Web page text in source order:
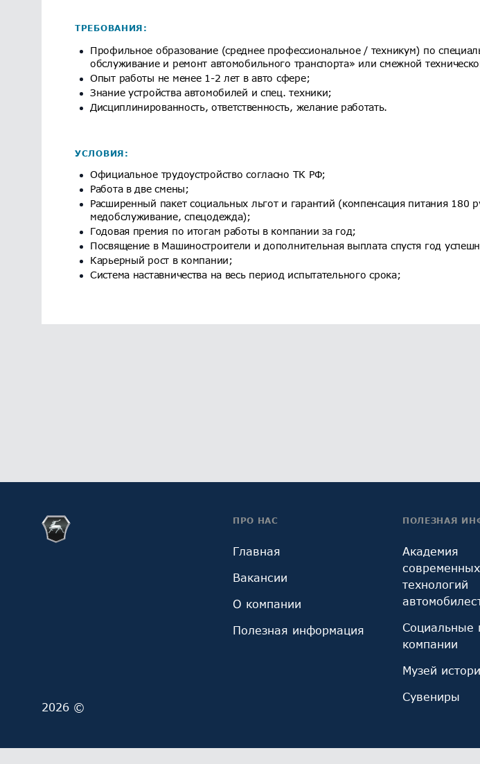
ТРЕБОВАНИЯ:
Профильное образование (среднее профессиональное / техникум) по
обслуживание и ремонт автомобильного транспорта» или смежной
Опыт работы не менее 1-2 лет в авто сфере;
Знание устройства автомобилей и спец. техники;
Дисциплинированность, ответственность, желание работать.
УСЛОВИЯ:
Официальное трудоустройство согласно ТК РФ;
Работа в две смены;
Расширенный пакет социальных льгот и гарантий (компенсация питания 180
медобслуживание, спецодежда);
Годовая премия по итогам работы в компании за год;
Посвящение в Машиностроители и дополнительная выплата спустя год
Карьерный рост в компании;
Система наставничества на весь период испытательного срока;
2026 ©
ПРО НАС
Главная
Вакансии
О компании
Полезная информация
ПОЛЕЗНАЯ
Академия
современных
технологий
Социальные
компании
Музей
Сувениры